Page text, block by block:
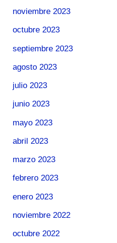
noviembre 2023
octubre 2023
septiembre 2023
agosto 2023
julio 2023
junio 2023
mayo 2023
abril 2023
marzo 2023
febrero 2023
enero 2023
noviembre 2022
octubre 2022